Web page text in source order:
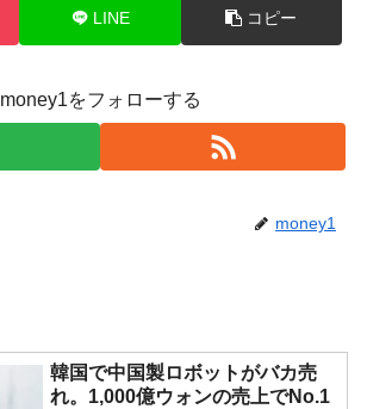
LINE コピー
money1をフォローする
money1
韓国で中国製ロボットがバカ売
れ。1,000億ウォンの売上でNo.1